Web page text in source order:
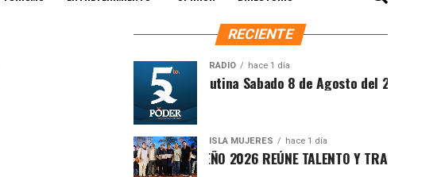
RECIENTE
RADIO hace 1 día
Síntesis Matutina Sabado 8 de Agosto del 2026
ISLA MUJERES hace 1 día
CEVICHE ISLEÑO 2026 REÚNE TALENTO Y TRADICIÓN EN ISLA